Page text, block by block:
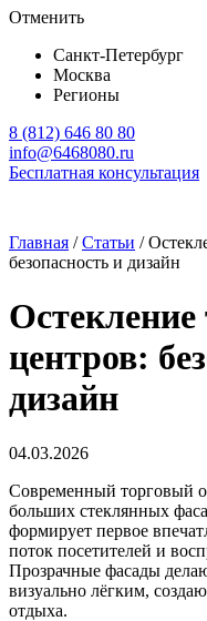
Отменить
Санкт-Петербург
Москва
Регионы
8 (812) 646 80 80
info@6468080.ru
Бесплатная консультация
Главная /Статьи /
безопасность и дизайн
центров:
дизайн
04.03.2026
Современный торговый
больших стеклянных
формирует первое
поток посетителей и
Прозрачные фасады
визуально лёгким,
отдыха.